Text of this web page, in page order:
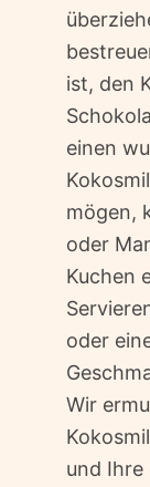
ist, den
einen
mögen,
oder
Kuchen
oder
Wir
und Ihre